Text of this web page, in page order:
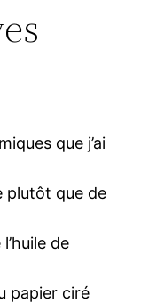
que j’ai
plutôt que de
de
papier ciré